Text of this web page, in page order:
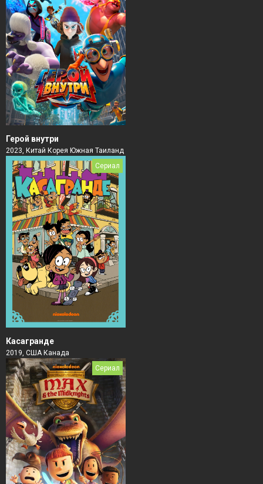
Герой внутри
2023, Китай Корея Южная Таиланд
Сериал
Касагранде
2019, США Канада
Сериал